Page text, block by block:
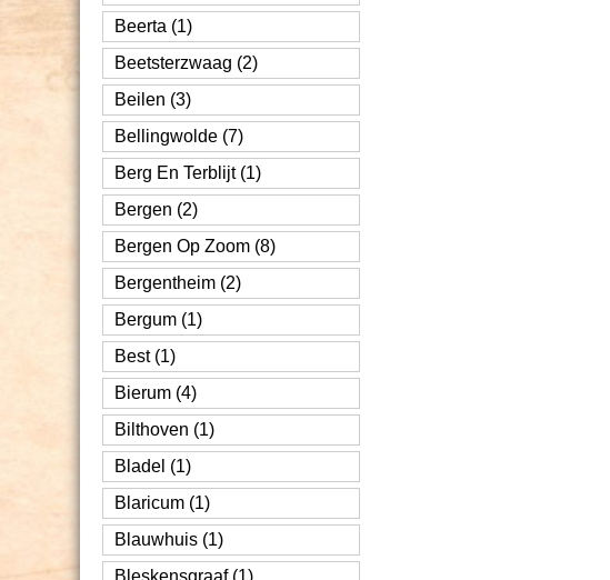
Beerta (1)
Beetsterzwaag (2)
Beilen (3)
Bellingwolde (7)
Berg En Terblijt (1)
Bergen (2)
Bergen Op Zoom (8)
Bergentheim (2)
Bergum (1)
Best (1)
Bierum (4)
Bilthoven (1)
Bladel (1)
Blaricum (1)
Blauwhuis (1)
Bleskensgraaf (1)